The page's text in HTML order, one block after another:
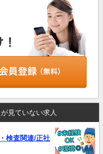
見ていない求人
検査関連/正社